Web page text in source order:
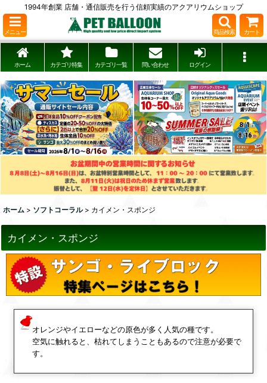
1994年創業 店舗・通信販売を行う信頼実績のアクアリウムショップ
メニュー 商品検索 カート
ホーム カテゴリ特集 カテゴリ一覧 問い合わせ ログイン
ホーム > ソフトコーラル > カイメン・スポンジ
カイメン・スポンジ
オレンジやイエローなどの原色が多く人気の種です。
空気に触れると、枯れてしまうこともあるので注意が必要で
す。